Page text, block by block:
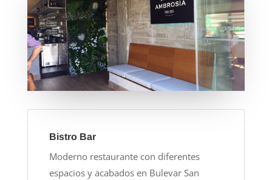
Bistro Bar
Moderno restaurante con diferentes
espacios y acabados en Bulevar San